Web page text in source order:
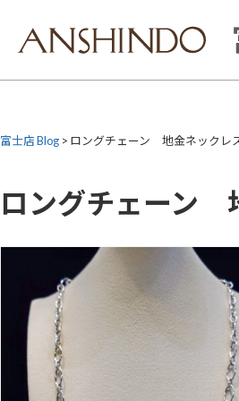
富士店 Blog > ロングチェーン 地金ネックレ
ロングチェーン